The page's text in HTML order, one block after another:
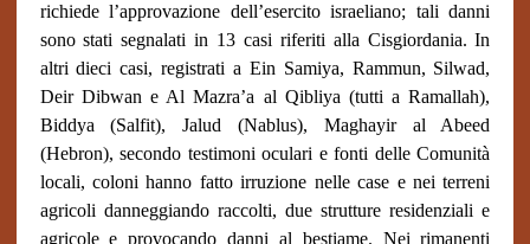
richiede l’approvazione dell’esercito israeliano; tali danni
sono stati segnalati in 13 casi riferiti alla Cisgiordania. In
altri dieci casi, registrati a Ein Samiya, Rammun, Silwad,
Deir Dibwan e Al Mazra’a al Qibliya (tutti a Ramallah),
Biddya (Salfit), Jalud (Nablus), Maghayir al Abeed
(Hebron), secondo testimoni oculari e fonti delle Comunità
locali, coloni hanno fatto irruzione nelle case e nei terreni
agricoli danneggiando raccolti, due strutture residenziali e
agricole e provocando danni al bestiame. Nei rimanenti